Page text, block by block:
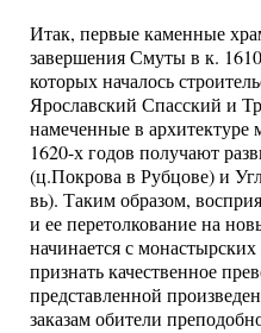
Итак, первые каменные
завершения Смуты в к.
которых началось
Ярославский Спасский и
намеченные в архитектуре
1620-х годов получают
(ц.Покрова в Рубцове) и
вь). Таким образом,
и ее перетолкование на
начинается с
признать качественное
представленной
заказам обители